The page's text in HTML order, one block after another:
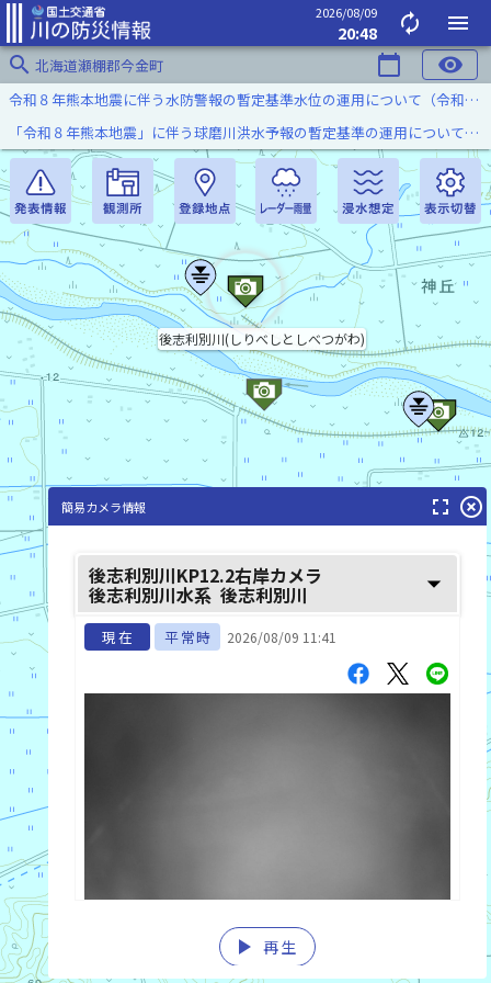
2026/08/09
20:48 autorenew
menu
search 北海道瀬棚郡今金町 calendar_today visibility
後志利別川(しりべしとしべつがわ)
令和８年熊本地震に伴う水防警報の暫定基準水位の運用について（令和８年８月７日）
「令和８年熊本地震」に伴う球磨川洪水予報の暫定基準の運用について（令和８年８月５日）
簡易カメラ情報 fullscreen highlight_off
後志利別川KP12.2右岸カメラ
後志利別川水系 後志利別川 arrow_drop_down
現在 平常時 2026/08/09 11:41
play_arrow 再生